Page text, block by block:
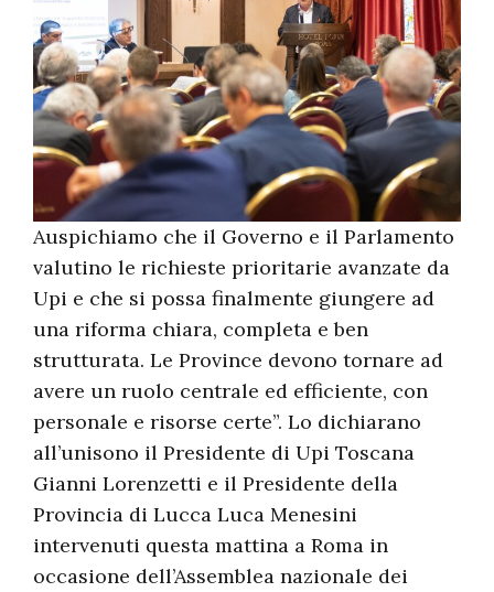
Auspichiamo che il Governo e il Parlamento
valutino le richieste prioritarie avanzate da
Upi e che si possa finalmente giungere ad
una riforma chiara, completa e ben
strutturata. Le Province devono tornare ad
avere un ruolo centrale ed efficiente, con
personale e risorse certe”. Lo dichiarano
all’unisono il Presidente di Upi Toscana
Gianni Lorenzetti e il Presidente della
Provincia di Lucca Luca Menesini
intervenuti questa mattina a Roma in
occasione dell’Assemblea nazionale dei